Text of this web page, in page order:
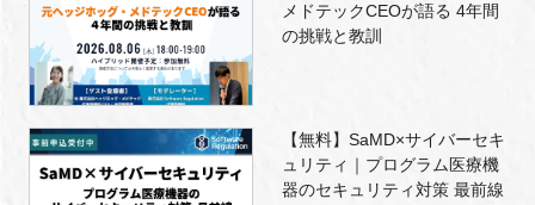
メドテックCEOが語る 4年間
の挑戦と教訓
【無料】SaMD×サイバーセキ
ュリティ｜プログラム医療機
器のセキュリティ対策 最前線